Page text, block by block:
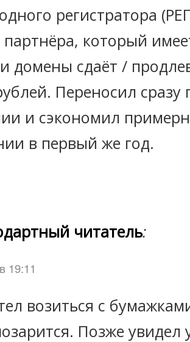
регистратора
партнёра, который
домены сдаёт /
Переносил сразу
и сэкономил
в первый же год.
читатель:
19:11
возиться с
Позже увидел